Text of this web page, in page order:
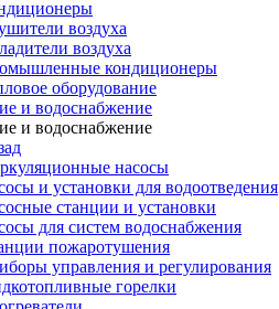
воздуха
воздуха
кондиционеры
оборудование
и водоснабжение
и водоснабжение
насосы
и установки для водоотведения
станции и установки
для систем водоснабжения
пожаротушения
управления и регулирования
горелки